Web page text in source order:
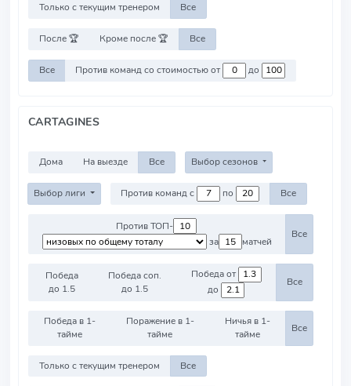
Только с текущим тренером Все
После 🏆 Кроме после 🏆 Все
Все Против команд со стоимостью от до
CARTAGINES
Дома На выезде Все Выбор сезонов
Выбор лиги Против команд с по Все
Против ТОП-
за
матчей
Все
Победа
до 1.5
Победа соп.
до 1.5
Победа от
до
Все
Победа в 1-
тайме
Поражение в 1-
тайме
Ничья в 1-
тайме
Все
Только с текущим тренером Все